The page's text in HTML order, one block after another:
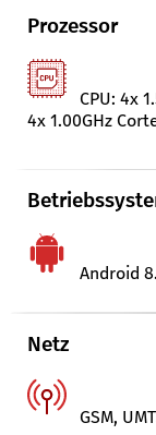
Prozessor
CPU: 4x
4x 1.00GHz
Android
Netz
GSM,